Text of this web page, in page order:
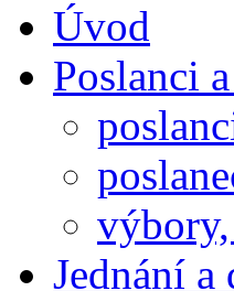
Úvod
Poslanci
výbory,
Jednání